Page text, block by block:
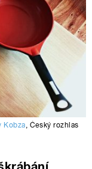
Kobza, Český rozhlas